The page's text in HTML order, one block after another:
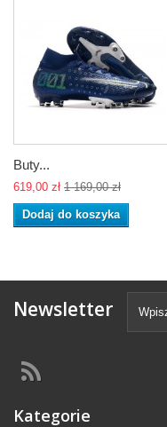
Buty...
619,00 zł 1 169,00 zł
Dodaj do koszyka
Newsletter
Kategorie